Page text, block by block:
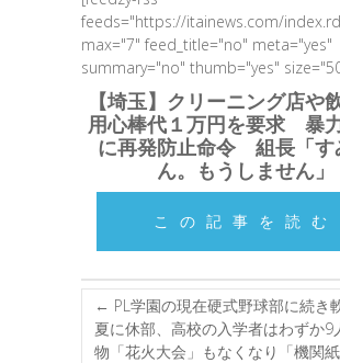
feeds="https://itainews.com/
max="7" feed_title="no" meta="yes"
summary="no" thumb="yes"
【埼玉】クリーニング店や
用心棒代１万円を要求 暴
に再発防止命令 組長「す
ん。もうしません」
この記事を読む
← PL学園の現在硬式野球部に続き
夏に休部、高校の入学者はわずか9
物「花火大会」もなくなり「機関